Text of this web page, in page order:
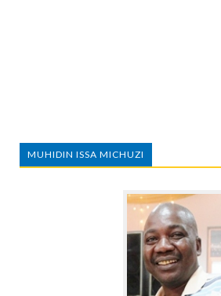
MUHIDIN ISSA MICHUZI